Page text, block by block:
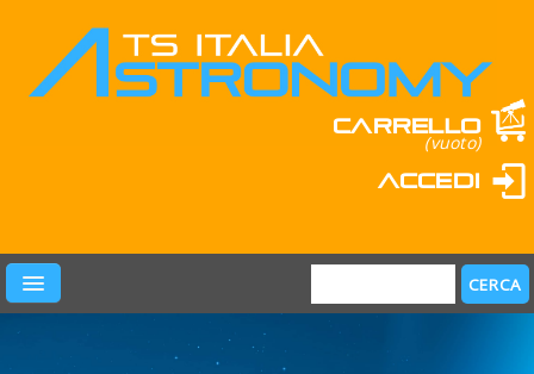
Carrello
(vuoto)
Accedi